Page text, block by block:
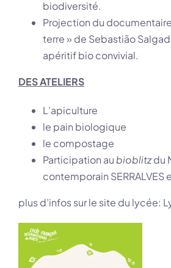
biodiversité.
Projection du
terre » de Sebastião
apéritif bio convivial.
DES ATELIERS
L’apiculture
le pain biologique
le compostage
Participation aubioblitzdu
contemporain SERRALVES
plus d’infos sur le site du lycée: